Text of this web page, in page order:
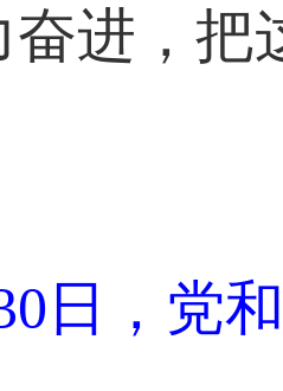
奋进，把
日，党